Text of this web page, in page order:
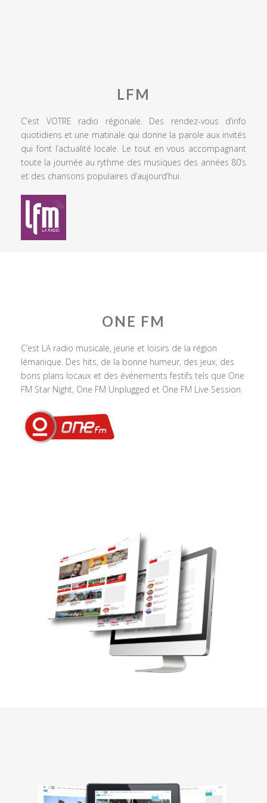
LFM
C’est VOTRE radio régionale. Des rendez-vous d’info
quotidiens et une matinale qui donne la parole aux invités
qui font l’actualité locale. Le tout en vous accompagnant
toute la journée au rythme des musiques des années 80’s
et des chansons populaires d’aujourd’hui.
ONE FM
C’est LA radio musicale, jeune et loisirs de la région
lémanique. Des hits, de la bonne humeur, des jeux, des
bons plans locaux et des événements festifs tels que One
FM Star Night, One FM Unplugged et One FM Live Session.